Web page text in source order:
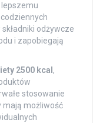
odżywcze
i zapobiegają
2500 kcal ,
stosowanie
mają możliwość